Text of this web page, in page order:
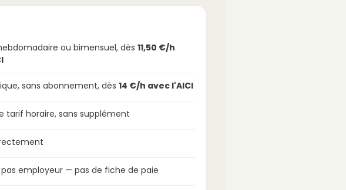
ou bimensuel, dès 11,50 €/h
sans abonnement, dès 14 €/h avec l'AICI
tarif horaire, sans supplément
employeur — pas de fiche de paie